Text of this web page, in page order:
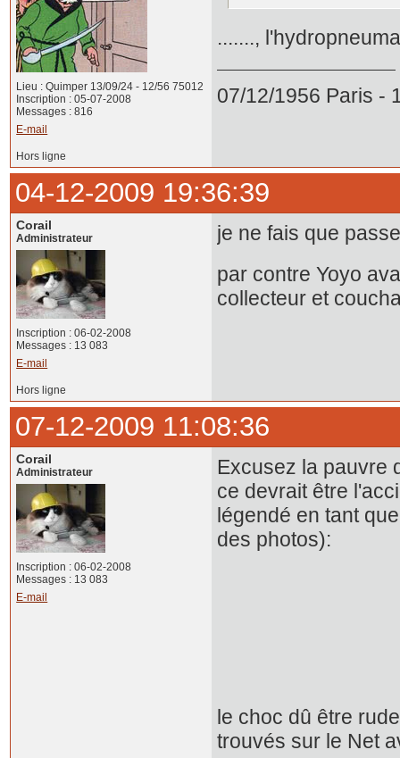
Lieu : Quimper 13/09/24 - 12/56 75012
Inscription : 05-07-2008
Messages : 816
E-mail
.......,
07/12/1956 Paris -
Hors ligne
04-12-2009 19:36:39
Corail
Administrateur
Inscription : 06-02-2008
Messages : 13 083
E-mail
je ne fais que
par contre Yoyo
collecteur et
Hors ligne
07-12-2009 11:08:36
Corail
Administrateur
Inscription : 06-02-2008
Messages : 13 083
E-mail
Excusez la pauvre
ce devrait être
légendé en tant
des photos):
le choc dû être
trouvés sur le Net